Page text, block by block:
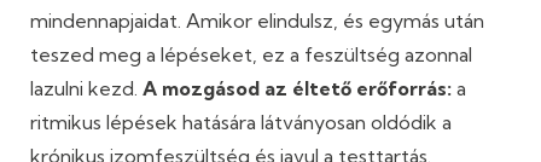
mindennapjaidat. Amikor elindulsz, és egymás után
teszed meg a lépéseket, ez a feszültség azonnal
lazulni kezd. A mozgásod az éltető erőforrás: a
ritmikus lépések hatására látványosan oldódik a
krónikus izomfeszültség és javul a testtartás.